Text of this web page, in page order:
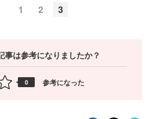
1 2 3
事は参考になりましたか？
0 参考になった